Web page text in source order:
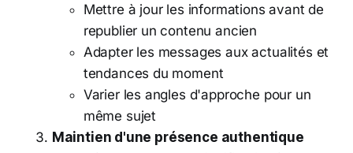
Mettre à jour les informations avant de
republier un contenu ancien
Adapter les messages aux actualités et
tendances du moment
Varier les angles d'approche pour un
même sujet
Maintien d'une présence authentique